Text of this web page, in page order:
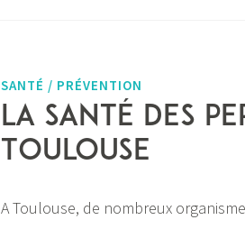
SANTÉ / PRÉVENTION
La santé des
Toulouse
A Toulouse, de nombreux